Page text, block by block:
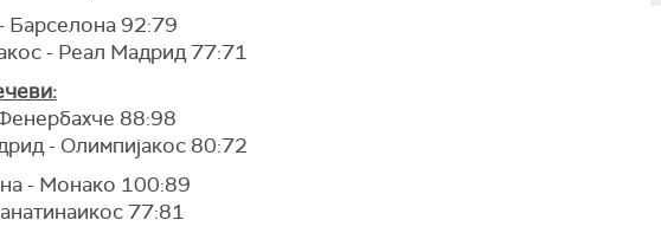
Барселона 92:79
- Реал Мадрид 77:71
88:98
- Олимпијакос 80:72
- Монако 100:89
77:81